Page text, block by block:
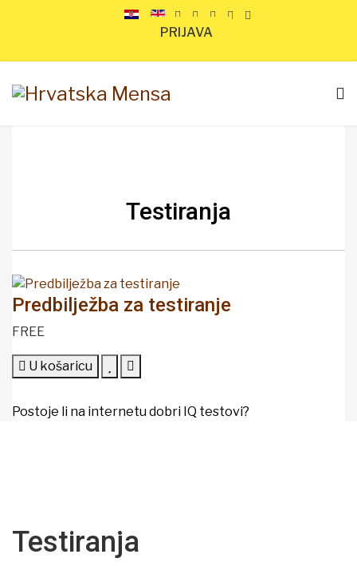
PRIJAVA
Testiranja
Predbilježba za testiranje
FREE
U košaricu
Postoje li na internetu dobri IQ testovi?
Testiranja